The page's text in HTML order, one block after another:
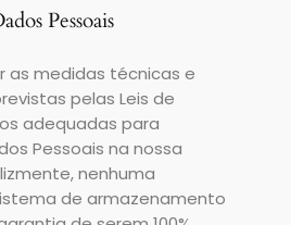
Pessoais
as medidas técnicas e
pelas Leis de
adequadas para
Pessoais na nossa
nenhuma
de armazenamento